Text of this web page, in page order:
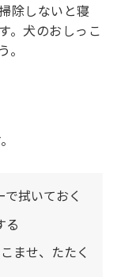
除しないと寝
。犬のおしっこ
拭いておく
る
ませ、たたく